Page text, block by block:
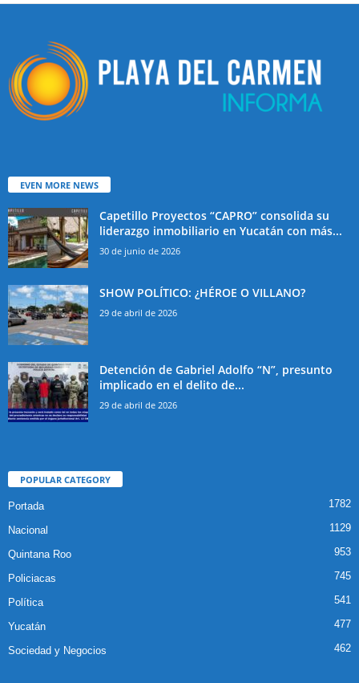
EVEN MORE NEWS
Capetillo Proyectos “CAPRO” consolida su
liderazgo inmobiliario en Yucatán con más...
30 de junio de 2026
SHOW POLÍTICO: ¿HÉROE O VILLANO?
29 de abril de 2026
Detención de Gabriel Adolfo “N”, presunto
implicado en el delito de...
29 de abril de 2026
POPULAR CATEGORY
Portada 1782
Nacional 1129
Quintana Roo 953
Policiacas 745
Política 541
Yucatán 477
Sociedad y Negocios 462